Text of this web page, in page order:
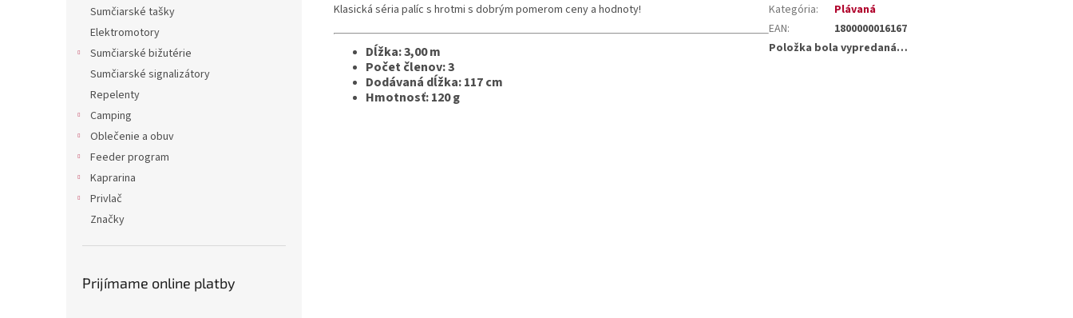
Sumčiarské tašky
Elektromotory
Sumčiarské bižutérie
Sumčiarské signalizátory
Repelenty
Camping
Oblečenie a obuv
Feeder program
Kaprarina
Privlač
Značky
Prijímame online platby
Klasická séria palíc s hrotmi s dobrým pomerom ceny a hodnoty!
Dĺžka: 3,00 m
Počet členov: 3
Dodávaná dĺžka: 117 cm
Hmotnosť: 120 g
Kategória:
Plávaná
EAN:
1800000016167
Položka bola vypredaná…